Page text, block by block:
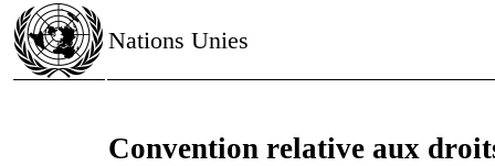
Nations Unies
Convention relative aux